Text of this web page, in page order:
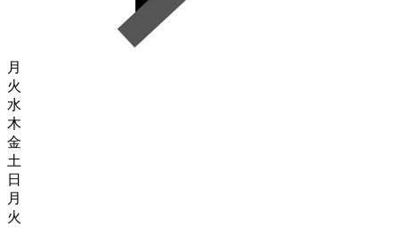
月
火
水
木
金
土
日
月
火